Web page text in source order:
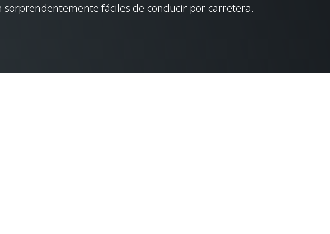
sorprendentemente fáciles de conducir por carretera.